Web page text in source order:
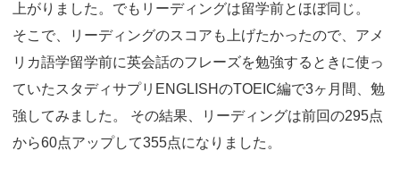
上がりました。でもリーディングは留学前とほぼ同じ。
そこで、リーディングのスコアも上げたかったので、アメ
リカ語学留学前に英会話のフレーズを勉強するときに使っ
ていたスタディサプリENGLISHのTOEIC編で3ヶ月間、勉
強してみました。 その結果、リーディングは前回の295点
から60点アップして355点になりました。